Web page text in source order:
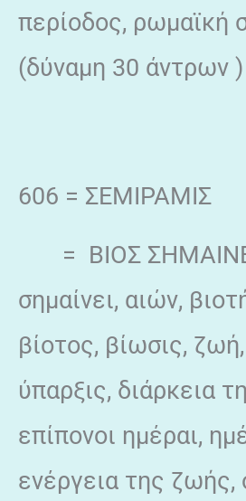
περίοδος, ρωμαϊκή
(δύναμη 30 άντρων )
606 = ΣΕΜΙΡΑΜΙΣ
= ΒΙΟΣ
σημαίνει, αιών,
βίοτος, βίωσις,
ύπαρξις, διάρκεια
επίπονοι ημέραι,
ενέργεια της ζωής,